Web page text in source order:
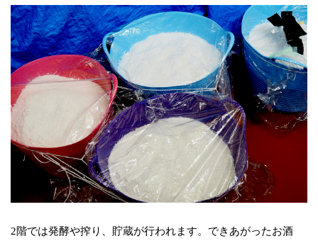
2階では発酵や搾り、貯蔵が行われます。できあがったお酒